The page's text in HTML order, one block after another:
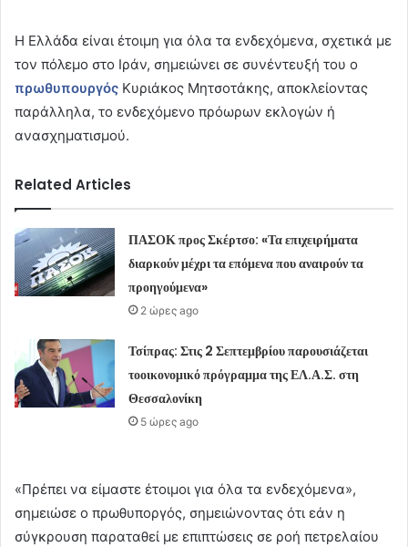
Η Ελλάδα είναι έτοιμη για όλα τα ενδεχόμενα, σχετικά με
τον πόλεμο στο Ιράν, σημειώνει σε συνέντευξή του ο
πρωθυπουργός Κυριάκος Μητσοτάκης, αποκλείοντας
παράλληλα, το ενδεχόμενο πρόωρων εκλογών ή
ανασχηματισμού.
Related Articles
ΠΑΣΟΚ προς Σκέρτσο: «Τα επιχειρήματα
διαρκούν μέχρι τα επόμενα που αναιρούν τα
προηγούμενα»
2 ώρες ago
Τσίπρας: Στις 2 Σεπτεμβρίου παρουσιάζεται
τοοικονομικό πρόγραμμα της ΕΛ.Α.Σ. στη
Θεσσαλονίκη
5 ώρες ago
«Πρέπει να είμαστε έτοιμοι για όλα τα ενδεχόμενα»,
σημειώσε ο πρωθυποργός, σημειώνοντας ότι εάν η
σύγκρουση παραταθεί με επιπτώσεις σε ροή πετρελαίου